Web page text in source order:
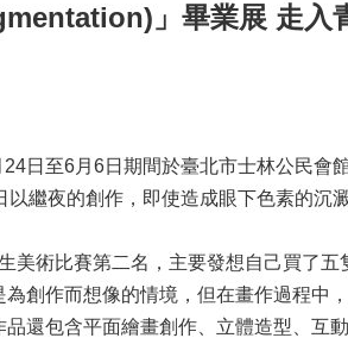
」畢業展 走入
日至6月6日期間於臺北市士林公民會
繼夜的創作，即使造成眼下色素的沉
術比賽第二名，主要發想自己買了
創作而想像的情境，但在畫作過程中
還包含平面繪畫創作、立體造型、互